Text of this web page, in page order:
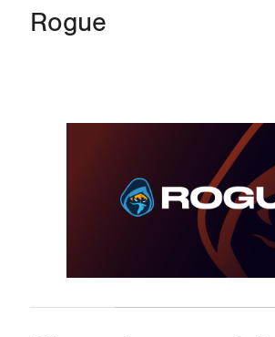
Rogue